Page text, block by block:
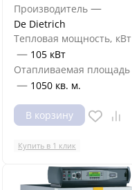
Производитель —
De Dietrich
Тепловая мощность, кВт
— 105 кВт
Отапливаемая площадь
— 1050 кв. м.
В корзину
Купить в 1 клик